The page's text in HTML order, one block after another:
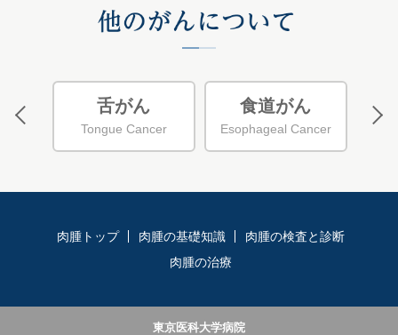
談
院）
舌がん
Tongue Cancer
食道がん
Esophageal Cancer
肉腫トップ 肉腫の基礎知識
肉腫の検査と診断
肉腫の治療
東京医科大学病院